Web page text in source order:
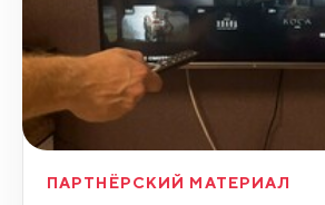
ПАРТНЁРСКИЙ МАТЕРИАЛ